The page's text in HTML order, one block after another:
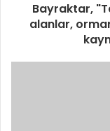
Bayraktar,
alanlar,